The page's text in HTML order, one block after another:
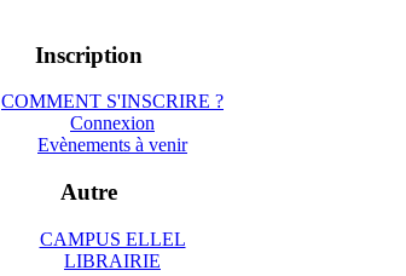
Inscription
COMMENT S'INSCRIRE ?
Connexion
Evènements à venir
Autre
CAMPUS ELLEL
LIBRAIRIE